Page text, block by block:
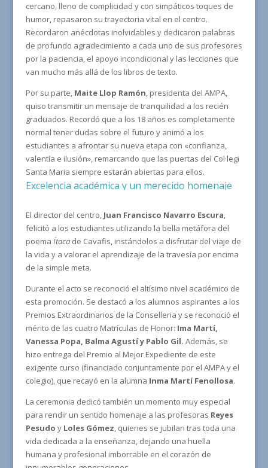
cercano, lleno de complicidad y con simpáticos toques de
humor, repasaron su trayectoria vital en el centro.
Recordaron anécdotas inolvidables y dedicaron palabras
de profundo agradecimiento a cada uno de sus profesores
por la paciencia, el apoyo incondicional y las lecciones que
van mucho más allá de los libros de texto.
Por su parte, Maite Llop Ramón, presidenta del AMPA,
quiso transmitir un mensaje de tranquilidad a los recién
graduados. Recordó que a los 18 años es completamente
normal tener dudas sobre el futuro y animó a los
estudiantes a afrontar su nueva etapa con «confianza,
valentía e ilusión», remarcando que las puertas del Col·legi
Santa Maria siempre estarán abiertas para ellos.
Excelencia académica y un merecido homenaje
El director del centro, Juan Francisco Navarro Escura,
felicitó a los estudiantes utilizando la bella metáfora del
poema Ítacade Cavafis, instándolos a disfrutar del viaje de
la vida y a valorar el aprendizaje de la travesía por encima
de la simple meta.
Durante el acto se reconoció el altísimo nivel académico de
esta promoción. Se destacó a los alumnos aspirantes a los
Premios Extraordinarios de la Conselleria y se reconoció el
mérito de las cuatro Matrículas de Honor: Ima Martí,
Vanessa Popa, Balma Agustí y Pablo Gil. Además, se
hizo entrega del Premio al Mejor Expediente de este
exigente curso (financiado conjuntamente por el AMPA y el
colegio), que recayó en la alumna Inma Martí Fenollosa.
La ceremonia dedicó también un momento muy especial
para rendir un sentido homenaje a las profesoras Reyes
Pesudo y Loles Gómez, quienes se jubilan tras toda una
vida dedicada a la enseñanza, dejando una huella
humana y profesional imborrable en el corazón de